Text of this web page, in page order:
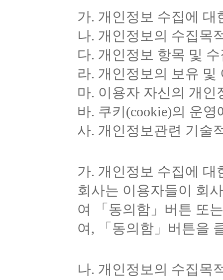
가. 개인정보 수집에 대
나. 개인정보의 수집목
다. 개인정보 항목 및
라. 개인정보의 보유 및
마. 이용자 자신의 개
바. 쿠키(cookie)의 운
사. 개인정보관련 기술
가. 개인정보 수집에 대
회사는 이용자들이 회
여 「동의함」버튼 또
여, 「동의함」버튼을
나. 개인정보의 수집목